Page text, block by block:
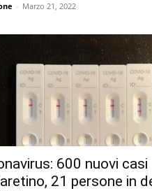
- Marzo 21, 2022
600 nuovi casi
21 persone in